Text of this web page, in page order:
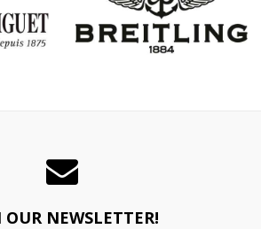
OUR NEWSLETTER!